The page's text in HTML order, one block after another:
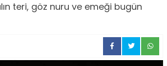
teri, göz nuru ve emeği bugün